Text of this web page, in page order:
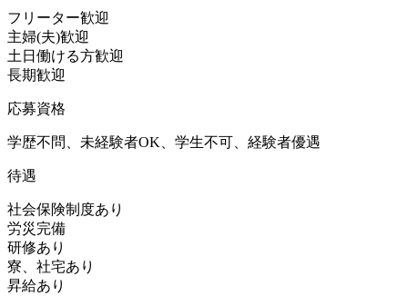
フリーター歓迎
主婦(夫)歓迎
土日働ける方歓迎
長期歓迎
応募資格
学歴不問、未経験者OK、学生不可、経験者優遇
待遇
社会保険制度あり
労災完備
研修あり
寮、社宅あり
昇給あり